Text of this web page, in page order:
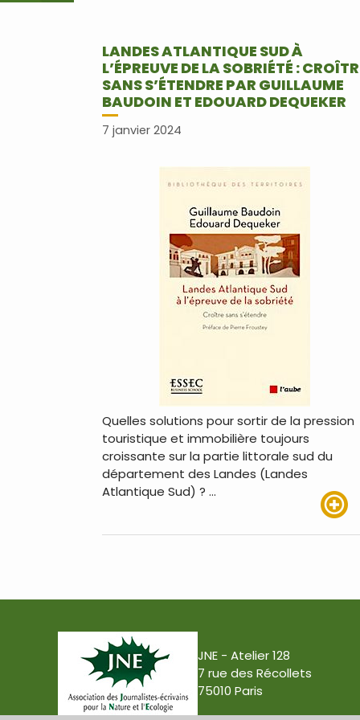
LANDES ATLANTIQUE SUD À
L’ÉPREUVE DE LA SOBRIÉTÉ :
SANS S’ÉTENDRE PAR GUILLAUME
BAUDOIN ET EDOUARD DEQUEKER
7 janvier 2024
Quelles solutions pour sortir de la pression
touristique et immobilière toujours
croissante sur la partie littorale sud du
département des Landes (Landes
Atlantique Sud) ? …
JNE - Atelier 128
7 rue des Récollets
75010 Paris